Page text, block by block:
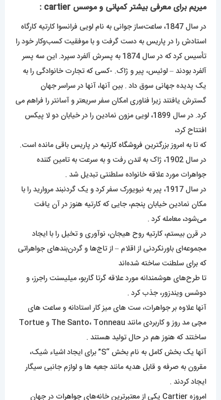
میریم برای معرفی بیشتر کمپانی و موسس cartier :
در سال 1847، ساعت‌ساز جوانی به نام لویی فرانسوا کارتیه کارگاه
استادش را در پاریس به دست گرفت و با موفقیت کسب‌وکار خود را
تأسیس کرد که در سال 1874 به پسرش آلفرد سپرد. این سه پسر
آلفرد بودند – لوئیس، پیر و ژاک. -کسی که تجارت خانوادگی را به
یک پدیده جهانی سوق داد . بین آنها، آنها در سراسر جهان
گسترش یافتند زیرا فناوری امکان سفر سریعتر و آسانتر را فراهم می
کرد. در سال 1899، لویی مزون نمادین را در خیابان دو لا پیکس
افتتاح کرد،
که تا به امروز بزرگترین فروشگاه کارتیه در پاریس باقی مانده است.
در سال 1902، ژاک به لندن رفت و به سرعت به تامین کننده
جواهرات مورد علاقه خانواده سلطنتی تبدیل شد .
در سال 1917، پیر به نیویورک سفر کرد و یک گردنبند مروارید را با
مکان نمادین خیابان پنجم، جایی که کارتیه هنوز در آن یافت
می‌شود، معامله کرد .
در قرن بیستم، کارتیه روح هیجان، نوآوری و تخیل را با ایجاد
مجموعه‌ای باورنکردنی از اقلام – از تاج‌ها و گردن‌بندهای جواهراتی
که برای سلطنت ساخته شده‌اند
تا طرح‌های هوشمندانه مورد علاقه گرتا گاربو، میلیسنت راجرز، و
دوشس ویندزور، جذب کرد .
آنها علاوه بر جواهرات، ست های میز کار استادانه وساعت های
مچی مد روز و کاربردی مانند The Santo، Tonneau و Tortue
ساختند که هنوز هم در حال تولید هستند .
آنها یک بخش کامل به نام بخش “S” برای ایجاد اشیاء شیک،
مقرون به صرفه و قابل هدیه مانند جعبه ها و لوازم جانبی سیگار
ایجاد کردند .
امروزه Cartier یکی از معتبرترین خانه‌های
جواهرات در جهان